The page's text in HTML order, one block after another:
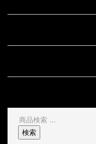
検
索
結
検索